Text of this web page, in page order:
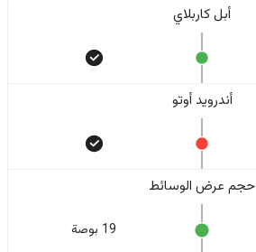
أبل كاربلاي
أندرويد أوتو
حجم عرض الوسائط
19 بوصة